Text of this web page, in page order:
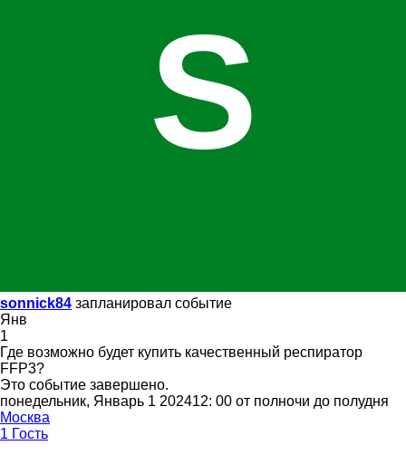
S
sonnick84 запланировал событие
Янв
1
Где возможно будет купить качественный респиратор
FFP3?
Это событие завершено.
понедельник, Январь 1 202412: 00 от полночи до полудня
Москва
1 Гость